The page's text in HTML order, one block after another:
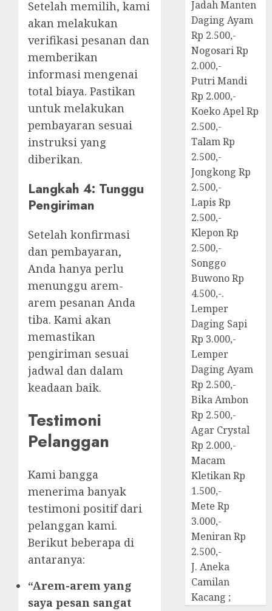
Setelah memilih, kami
akan melakukan
verifikasi pesanan dan
memberikan
informasi mengenai
total biaya. Pastikan
untuk melakukan
pembayaran sesuai
instruksi yang
diberikan.
Langkah 4: Tunggu
Pengiriman
Setelah konfirmasi
dan pembayaran,
Anda hanya perlu
menunggu arem-
arem pesanan Anda
tiba. Kami akan
memastikan
pengiriman sesuai
jadwal dan dalam
keadaan baik.
Testimoni
Pelanggan
Kami bangga
menerima banyak
testimoni positif dari
pelanggan kami.
Berikut beberapa di
antaranya:
“Arem-arem yang
saya pesan sangat
Jadah Manten
Daging Ayam
Rp 2.500,-
Nogosari Rp
2.000,-
Putri Mandi
Rp 2.000,-
Koeko Apel Rp
2.500,-
Talam Rp
2.500,-
Jongkong Rp
2.500,-
Lapis Rp
2.500,-
Klepon Rp
2.500,-
Songgo
Buwono Rp
4.500,-.
Lemper
Daging Sapi
Rp 3.000,-
Lemper
Daging Ayam
Rp 2.500,-
Bika Ambon
Rp 2.500,-
Agar Crystal
Rp 2.000,-
Macam
Kletikan Rp
1.500,-
Mete Rp
3.000,-
Meniran Rp
2.500,-
J. Aneka
Camilan
Kacang ;